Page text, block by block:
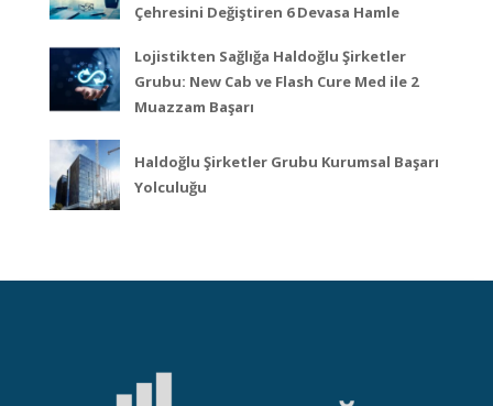
Çehresini Değiştiren 6 Devasa Hamle
Lojistikten Sağlığa Haldoğlu Şirketler
Grubu: New Cab ve Flash Cure Med ile 2
Muazzam Başarı
Haldoğlu Şirketler Grubu Kurumsal Başarı
Yolculuğu